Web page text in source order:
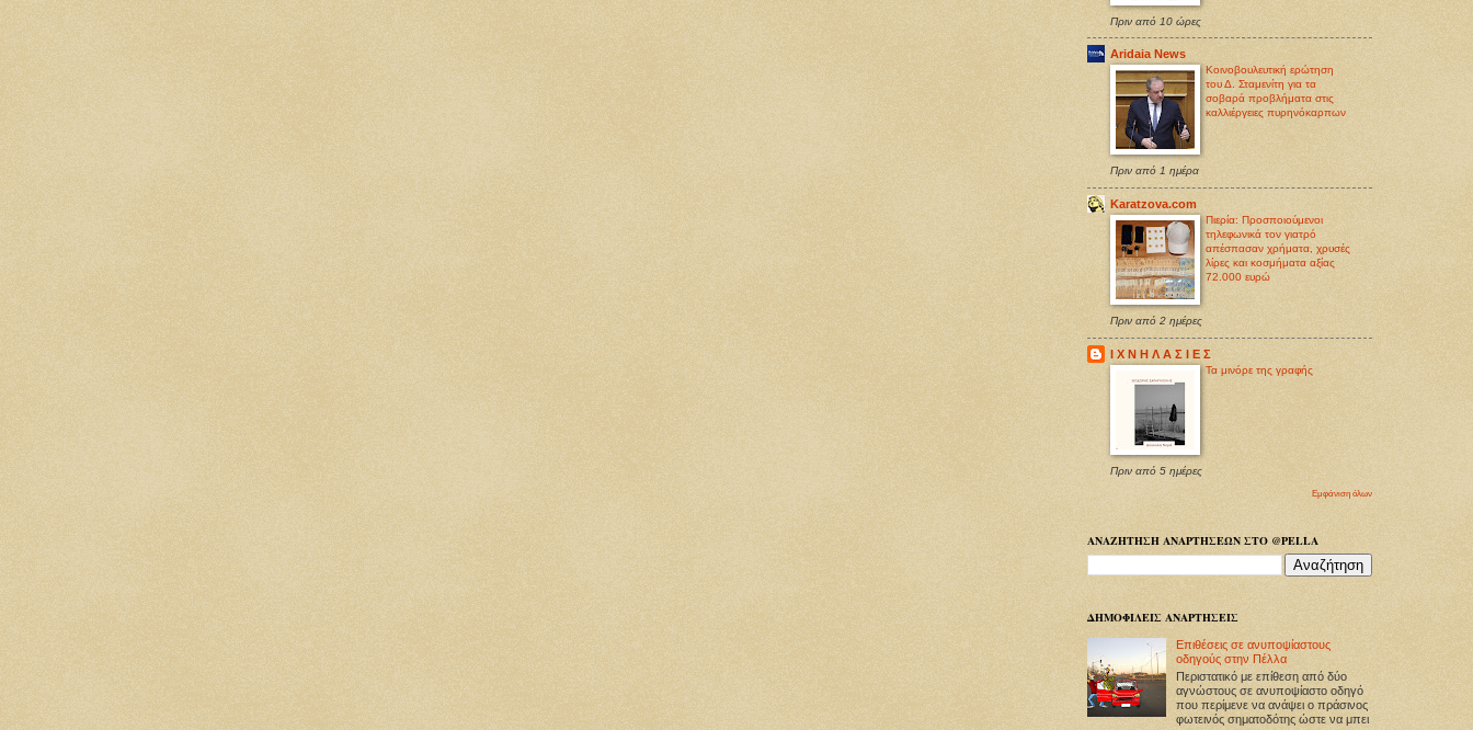
Πριν από 10 ώρες
Aridaia News
Κοινοβουλευτική ερώτηση
του Δ. Σταμενίτη για τα
σοβαρά προβλήματα στις
καλλιέργειες πυρηνόκαρπων
Πριν από 1 ημέρα
Karatzova.com
Πιερία: Προσποιούμενοι
τηλεφωνικά τον γιατρό
απέσπασαν χρήματα, χρυσές
λίρες και κοσμήματα αξίας
72.000 ευρώ
Πριν από 2 ημέρες
Ι Χ Ν Η Λ Α Σ Ι Ε Σ
Τα μινόρε της γραφής
Πριν από 5 ημέρες
Εμφάνιση όλων
ΑΝΑΖΗΤΗΣΗ ΑΝΑΡΤΗΣΕΩΝ ΣΤΟ @PELLA
ΔΗΜΟΦΙΛΕΙΣ ΑΝΑΡΤΗΣΕΙΣ
Επιθέσεις σε ανυποψίαστους
οδηγούς στην Πέλλα
Περιστατικό με επίθεση από δύο
αγνώστους σε ανυποψίαστο οδηγό
που περίμενε να ανάψει ο πράσινος
φωτεινός σηματοδότης ώστε να μπει